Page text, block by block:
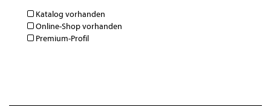
Katalog vorhanden
Online-Shop vorhanden
Premium-Profil